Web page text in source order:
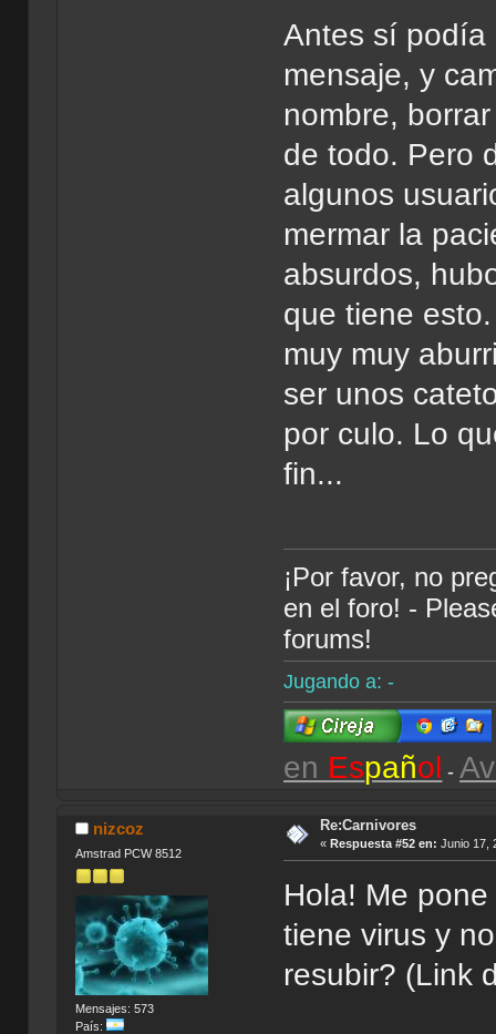
Antes sí podía
mensaje, y
nombre,
de todo. Pero
algunos
mermar la
absurdos,
que tiene
muy muy
ser unos
por culo. Lo
fin...
¡Por favor, no
en el foro! -
forums!
Jugando a: -
en Español -
nizcoz
Amstrad PCW 8512
Mensajes: 573
País:
Re:Carnivores
« Respuesta #52 en: Junio 17,
Hola! Me
tiene virus y
resubir? (Link